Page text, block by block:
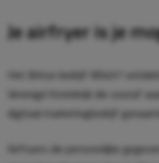
Je airfryer is je
Het Britse bedrijf Which?
Verenigd Koninkrijk die vooraf
digitaal marketingbedrijf
Airfryers die persoonlijke